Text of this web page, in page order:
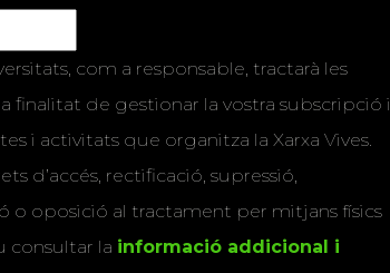
com a responsable, tractarà les
finalitat de gestionar la vostra subscripció i
i activitats que organitza la Xarxa Vives.
d’accés, rectificació, supressió,
o oposició al tractament per mitjans físics
consultar la informació addicional i